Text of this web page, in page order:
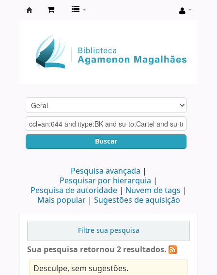
Agamenon
Magalhães
Buscar
Pesquisa avançada
Pesquisar por hierarquia
Pesquisa de autoridade
Nuvem de tags
Mais popular
Sugestões de aquisição
Filtre sua pesquisa
Sua pesquisa retornou 2 resultados.
Desculpe, sem sugestões.